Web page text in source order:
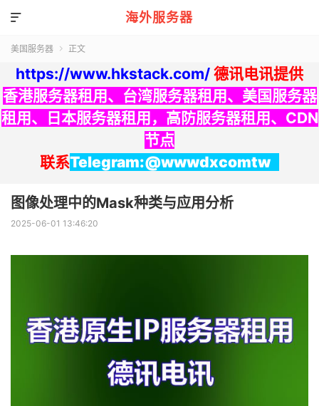
海外服务器

美国服务器  正文
https://www.hkstack.com/ 德讯电讯提供
香港服务器租用、 台湾服务器租用、 美国服务器
租用、 日本服务器租用 ， 高防服务器租用、 CDN
节点
联系Telegram:@wwwdxcomtw
图像处理中的Mask种类与应用分析
2025-06-01 13:46:20